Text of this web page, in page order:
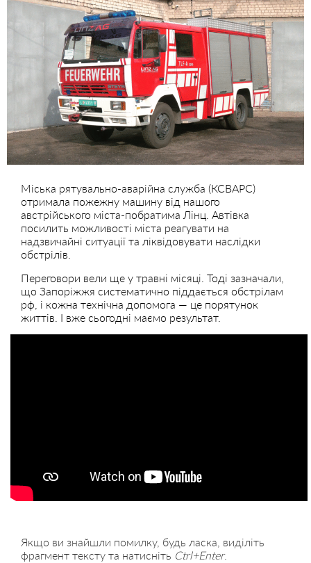
Міська рятувально-аварійна служба (КСВАРС)
отримала пожежну машину від нашого
австрійського міста-побратима Лінц. Автівка
посилить можливості міста реагувати на
надзвичайні ситуації та ліквідовувати наслідки
обстрілів.
Переговори вели ще у травні місяці. Тоді зазначали,
що Запоріжжя систематично піддається обстрілам
рф, і кожна технічна допомога — це порятунок
життів. І вже сьогодні маємо результат.
Якщо ви знайшли помилку, будь ласка, виділіть
фрагмент тексту та натисніть Ctrl+Enter.